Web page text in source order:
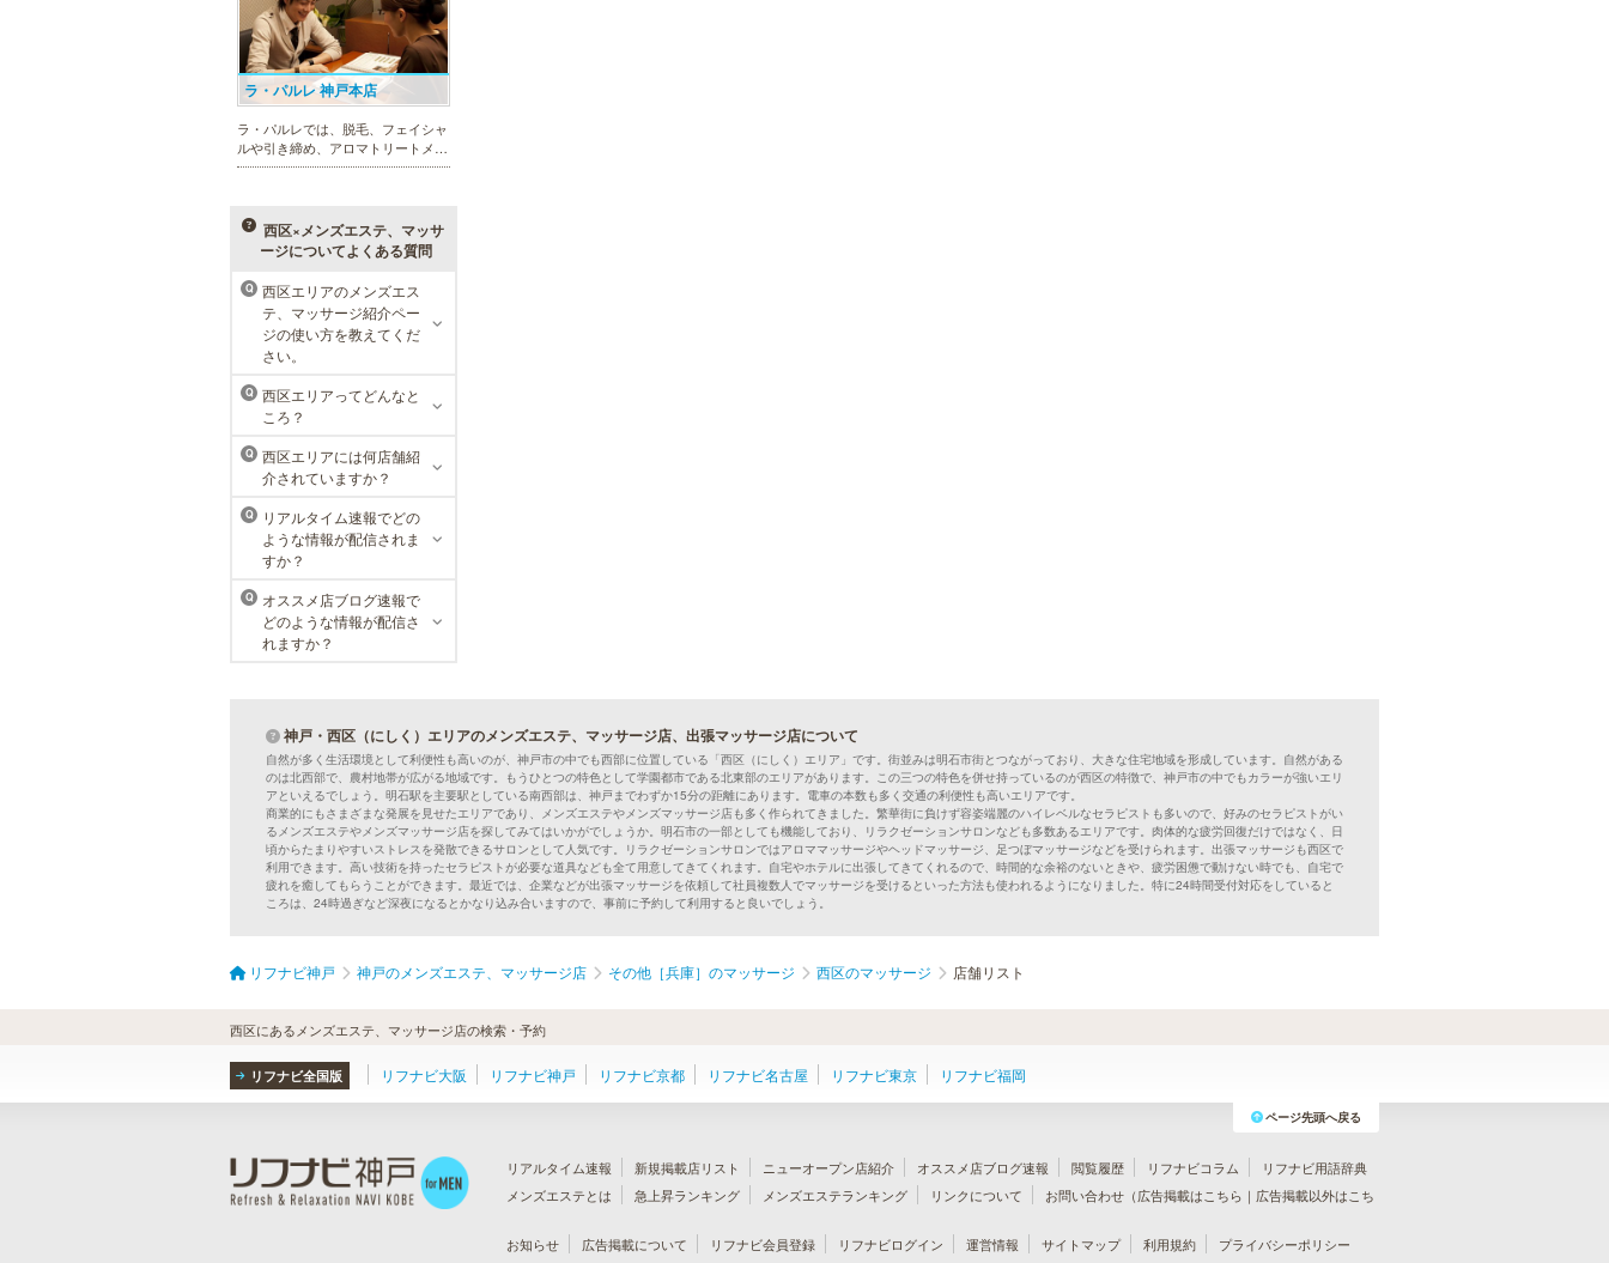
ラ・パルレ 神戸本店
ラ・パルレでは、脱毛、フェイシャ
ルや引き締め、アロマトリートメン
ト、本格的なダイエットコース等、
回限定体験コースも多数取り揃えて
おります。
MEN’S TBC ミント神戸三宮店
メンズTBCは、ヒゲ脱毛やからだ脱
毛、ボディ引き締め、フェイシャル
等、清潔感を保ちたい方や、お手入
れを楽に済ませたい方を全力でサポ
ート致します。各種体験コースもご
用意し、お待ちしております。
西区×メンズエステ、マッサ
ージについてよくある質問
Q
西区エリアのメンズエス
テ、マッサージ紹介ペー
ジの使い方を教えてくだ
さい。
Q
西区エリアってどんなと
ころ？
Q
西区エリアには何店舗紹
介されていますか？
Q
リアルタイム速報でどの
ような情報が配信されま
すか？
Q
オススメ店ブログ速報で
どのような情報が配信さ
れますか？
神戸・西区（にしく）エリアのメンズエステ、マッサージ店、出張マッサージ店について
自然が多く生活環境として利便性も高いのが、神戸市の中でも西部に位置している「西区（にしく）エリア」です。街並みは明石市街とつながっており、大きな住宅地域を形成しています。自然がある
のは北西部で、農村地帯が広がる地域です。もうひとつの特色として学園都市である北東部のエリアがあります。この三つの特色を併せ持っているのが西区の特徴で、神戸市の中でもカラーが強いエリ
アといえるでしょう。明石駅を主要駅としている南西部は、神戸までわずか15分の距離にあります。電車の本数も多く交通の利便性も高いエリアです。
商業的にもさまざまな発展を見せたエリアであり、メンズエステやメンズマッサージ店も多く作られてきました。繁華街に負けず容姿端麗のハイレベルなセラピストも多いので、好みのセラピストがい
るメンズエステやメンズマッサージ店を探してみてはいかがでしょうか。明石市の一部としても機能しており、リラクゼーションサロンなども多数あるエリアです。肉体的な疲労回復だけではなく、日
頃からたまりやすいストレスを発散できるサロンとして人気です。リラクゼーションサロンではアロママッサージやヘッドマッサージ、足つぼマッサージなどを受けられます。出張マッサージも西区で
利用できます。高い技術を持ったセラピストが必要な道具なども全て用意してきてくれます。自宅やホテルに出張してきてくれるので、時間的な余裕のないときや、疲労困憊で動けない時でも、自宅で
疲れを癒してもらうことができます。最近では、企業などが出張マッサージを依頼して社員複数人でマッサージを受けるといった方法も使われるようになりました。特に24時間受付対応をしていると
ころは、24時過ぎなど深夜になるとかなり込み合いますので、事前に予約して利用すると良いでしょう。
リフナビ神戸 神戸のメンズエステ、マッサージ店 その他［兵庫］のマッサージ 西区のマッサージ 店舗リスト
西区にあるメンズエステ、マッサージ店の検索・予約
リフナビ全国版 リフナビ大阪 リフナビ神戸 リフナビ京都 リフナビ名古屋 リフナビ東京 リフナビ福岡
ページ先頭へ戻る
リアルタイム速報 新規掲載店リスト ニューオープン店紹介 オススメ店ブログ速報 閲覧履歴 リフナビコラム
リフナビ用語辞典
メンズエステとは
急上昇ランキング メンズエステランキング リンクについて お問い合わせ（広告掲載はこちら ｜ 広告掲載以外はこち
お知らせ
広告掲載について リフナビ会員登録 リフナビログイン 運営情報 サイトマップ 利用規約 プライバシーポリシー